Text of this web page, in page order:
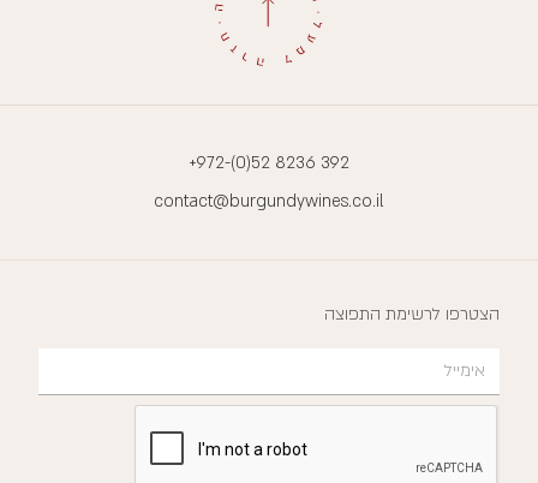
+972-(0)52 8236 392
contact@burgundywines.co.il
הצטרפו לרשימת התפוצה